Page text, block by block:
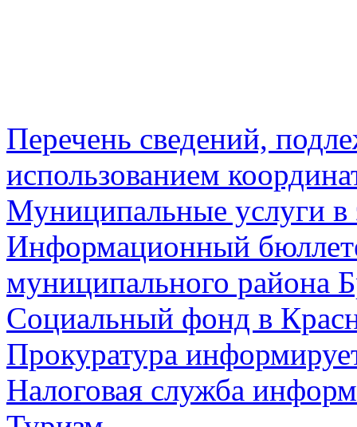
Перечень сведений,
использованием
Муниципальные услуги в
Информационный
муниципального района
Социальный фонд в
Прокуратура
Налоговая служба